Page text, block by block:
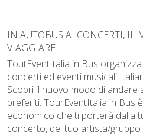
IN AUTOBUS AI CONCERTI, IL
VIAGGIARE
ToutEventItalia in Bus
concerti ed eventi musicali
Scopri il nuovo modo di andare
preferiti: TourEventItalia in Bus
economico che ti porterà dalla
concerto, del tuo artista/